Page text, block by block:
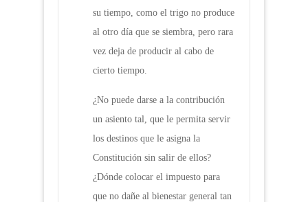
su tiempo, como el trigo no produce
al otro día que se siembra, pero rara
vez deja de producir al cabo de
cierto tiempo.
¿No puede darse a la contribución
un asiento tal, que le permita servir
los destinos que le asigna la
Constitución sin salir de ellos?
¿Dónde colocar el impuesto para
que no dañe al bienestar general tan